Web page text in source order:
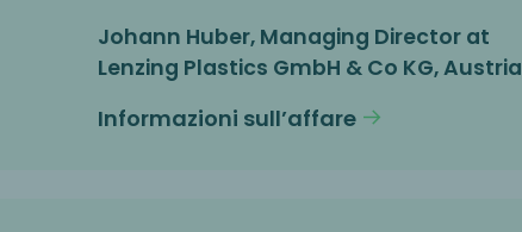
Johann Huber, Managing Director at
Lenzing Plastics GmbH & Co KG, Austria
Informazioni sull’affare